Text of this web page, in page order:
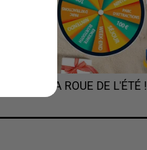
TOURNEZ LA ROUE DE L'ÉTÉ !